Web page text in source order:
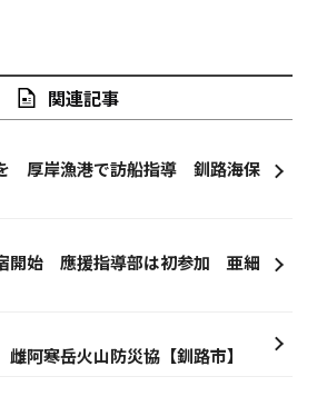
関連記事
厚岸漁港で訪船指導 釧路海保
開始 應援指導部は初参加 亜細
阿寒岳火山防災協【釧路市】